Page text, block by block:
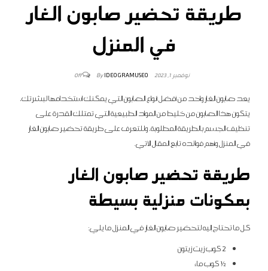
طريقة تحضير صابون الغار
في المنزل
نوفمبر 1, 2023 Off By IDEOGRAMUSEO
يعد صابون الغار واحد من أفضل أنواع الصابون التي يمكنك استخدامها لبشرتك،
يتكون هذا الصابون من خليط من المواد الطبيعية التي تمتلك القدرة على
تنظيف الجسم بالطريقة المطلوبة، وللتعرف على طريقة تحضير صابون الغار
في المنزل وأهم فوائده تابع المقال الآتي.
طريقة تحضير صابون الغار
بمكونات منزلية بسيطة
كل ما تحتاج إليه لتحضير صابون الغار في المنزل ما يلي:
2 كوب زيت زيتون
½ كوب ماء